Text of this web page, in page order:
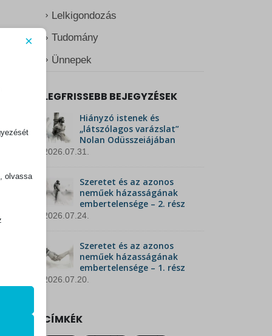
Lelkigondozás
Tudomány
Ünnepek
LEGFRISSEBB BEJEGYZÉSEK
Hiányzó istenek és
„látszólagos varázslat”
Nolan Odüsszeiájában
2026.07.31.
Szeretet és az azonos
neműek házasságának
embertelensége – 2. rész
2026.07.24.
Szeretet és az azonos
neműek házasságának
embertelensége – 1. rész
2026.07.20.
CÍMKÉK
×
olvassa